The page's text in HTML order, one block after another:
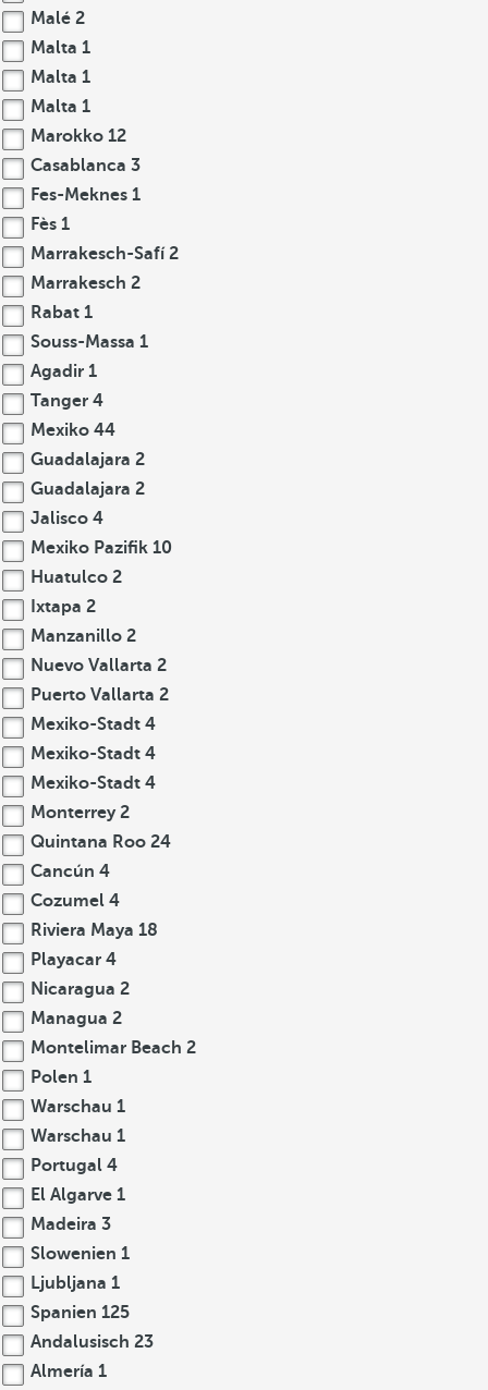
Malé 2
Malta 1
Malta 1
Malta 1
Marokko 12
Casablanca 3
Fes-Meknes 1
Fès 1
Marrakesch-Safí2
Marrakesch 2
Rabat 1
Souss-Massa 1
Agadir 1
Tanger 4
Mexiko 44
Guadalajara 2
Guadalajara 2
Jalisco 4
Mexiko Pazifik 10
Huatulco 2
Ixtapa 2
Manzanillo 2
Nuevo Vallarta 2
Puerto Vallarta 2
Mexiko-Stadt 4
Mexiko-Stadt 4
Mexiko-Stadt 4
Monterrey 2
Quintana Roo 24
Cancún 4
Cozumel 4
Riviera Maya 18
Playacar 4
Nicaragua 2
Managua 2
Montelimar Beach 2
Polen 1
Warschau 1
Warschau 1
Portugal 4
El Algarve 1
Madeira 3
Slowenien 1
Ljubljana 1
Spanien 125
Andalusisch 23
Almería 1